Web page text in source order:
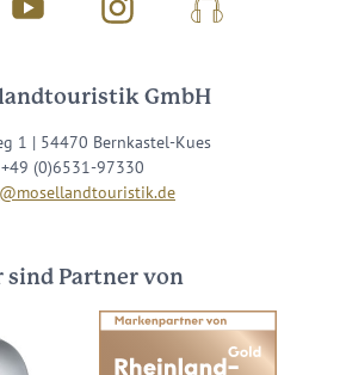
Youtube InstagramPodcast
GmbH
1 | 54470 Bernkastel-Kues
+49 (0)6531-97330
sind Partner von